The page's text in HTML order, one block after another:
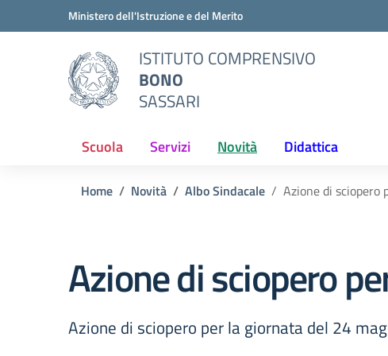
Vai ai contenuti
Vai al menu di navigazioneMinistero dell'Istruzione e del Merito
ISTITUTO COMPRENSIVO
BONO
SASSARI
Scuola Servizi Novità Didattica
Home Novità Albo Sindacale Azione di sciopero
Azione di sciopero
Azione di sciopero per la giornata del 24